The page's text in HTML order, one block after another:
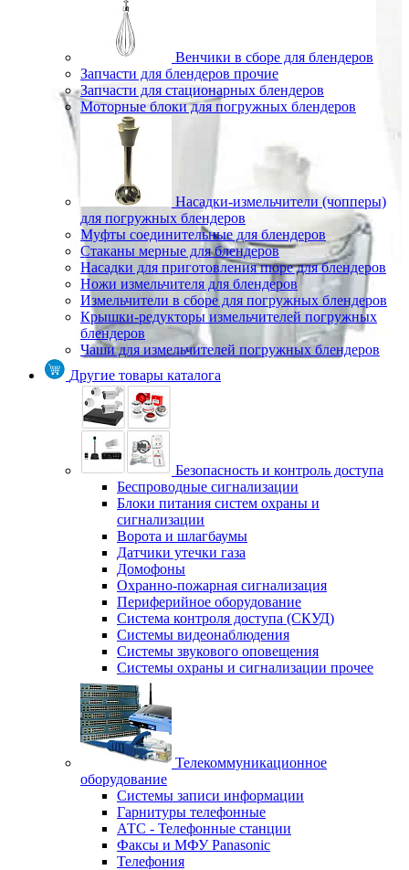
Венчики в сборе для блендеров
Запчасти для блендеров прочие
Запчасти для стационарных блендеров
Моторные блоки для погружных блендеров
Насадки-измельчители (чопперы)
для погружных блендеров
Муфты соединительные для блендеров
Стаканы мерные для блендеров
Насадки для приготовления пюре для блендеров
Ножи измельчителя для блендеров
Измельчители в сборе для погружных блендеров
Крышки-редукторы измельчителей погружных
блендеров
Чаши для измельчителей погружных блендеров
Другие товары каталога
Безопасность и контроль доступа
Беспроводные сигнализации
Блоки питания систем охраны и
сигнализации
Ворота и шлагбаумы
Датчики утечки газа
Домофоны
Охранно-пожарная сигнализация
Периферийное оборудование
Система контроля доступа (СКУД)
Системы видеонаблюдения
Системы звукового оповещения
Системы охраны и сигнализации прочее
Телекоммуникационное
оборудование
Системы записи информации
Гарнитуры телефонные
АТС - Телефонные станции
Факсы и МФУ Panasonic
Телефония